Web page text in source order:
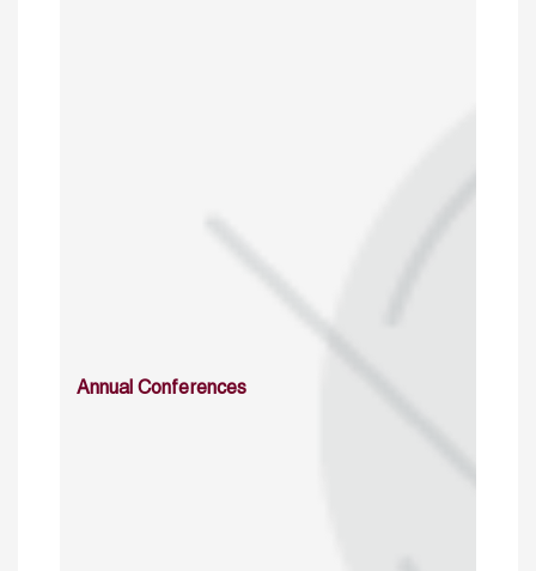
Annual Conferences